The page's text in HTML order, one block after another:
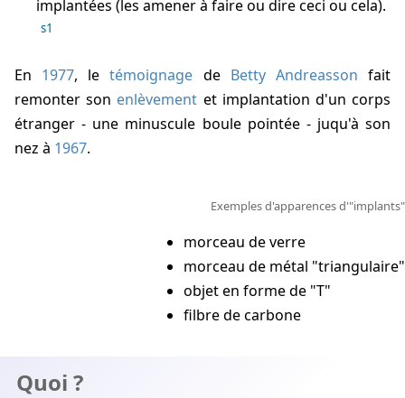
implantées (les amener à faire ou dire ceci ou cela).
s1
En 1977, letémoignage de Betty Andreasson fait
remonter son enlèvement et implantation d'un corps
étranger - une minuscule boule pointée - juqu'à son
nez à 1967.
Exemples d'apparences d'"implants"
morceau de verre
morceau de métal "triangulaire"
objet en forme de "T"
filbre de carbone
Quoi ?